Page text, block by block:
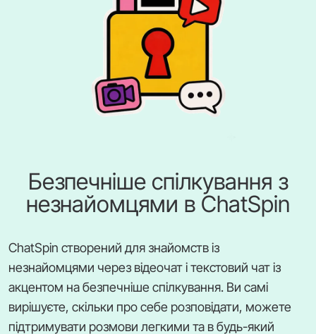
Безпечніше спілкування з
незнайомцями в ChatSpin
ChatSpin створений для знайомств із
незнайомцями через відеочат і текстовий чат із
акцентом на безпечніше спілкування. Ви самі
вирішуєте, скільки про себе розповідати, можете
підтримувати розмови легкими та в будь-який